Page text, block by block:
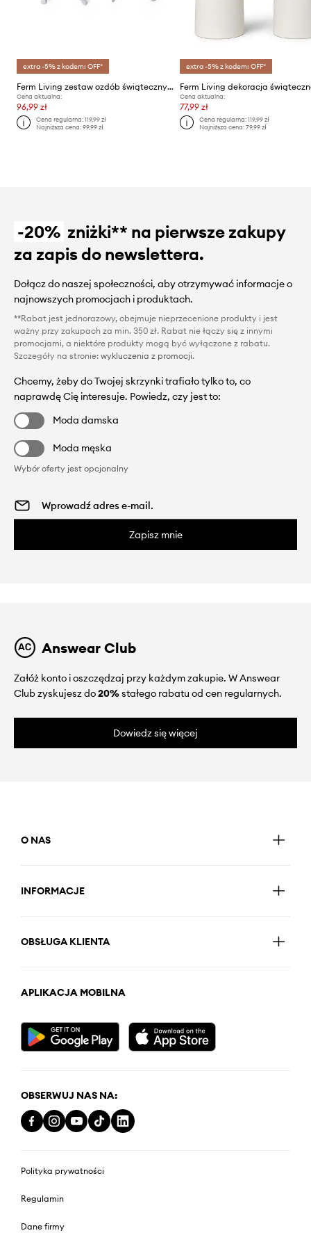
extra -5% z kodem: OFF*
Ferm Living zestaw ozdób świątecznych Mushroom Ornaments 4-pack
Cena aktualna:
96,99 zł
Cena regularna:119,99 zł
Najniższa cena:99,99 zł
extra -5% z kodem: OFF*
Cena aktualna:
77,99 zł
Cena regularna: 119,99 zł
Najniższa cena: 79,99 zł
-20% zniżki** na pierwsze zakupy
za zapis do newslettera.
Dołącz do naszej społeczności, aby otrzymywać informacje o
najnowszych promocjach i produktach.
**Rabat jest jednorazowy, obejmuje nieprzecenione produkty i jest
ważny przy zakupach za min. 350 zł. Rabat nie łączy się z innymi
promocjami, a niektóre produkty mogą być wyłączone z rabatu.
Szczegóły na stronie: wykluczenia z promocji.
Chcemy, żeby do Twojej skrzynki trafiało tylko to, co
naprawdę Cię interesuje. Powiedz, czy jest to:
Moda damska
Moda męska
Wybór oferty jest opcjonalny
Zapisz mnie
Answear Club
Załóż konto i oszczędzaj przy każdym zakupie. W Answear
Club zyskujesz do20%stałego rabatu od cen regularnych.
Dowiedz się więcej
O NAS
INFORMACJE
OBSŁUGA KLIENTA
APLIKACJA MOBILNA
OBSERWUJ NAS NA:
Polityka prywatności
Regulamin
Dane firmy